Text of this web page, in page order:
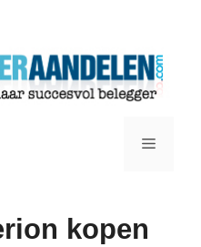
Menu
kopen